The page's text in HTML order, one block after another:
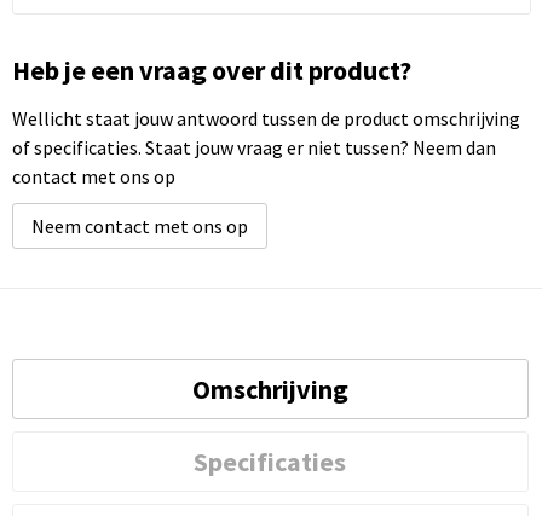
Heb je een vraag over dit product?
Wellicht staat jouw antwoord tussen de product omschrijving
of specificaties. Staat jouw vraag er niet tussen? Neem dan
contact met ons op
Neem contact met ons op
Omschrijving
Specificaties